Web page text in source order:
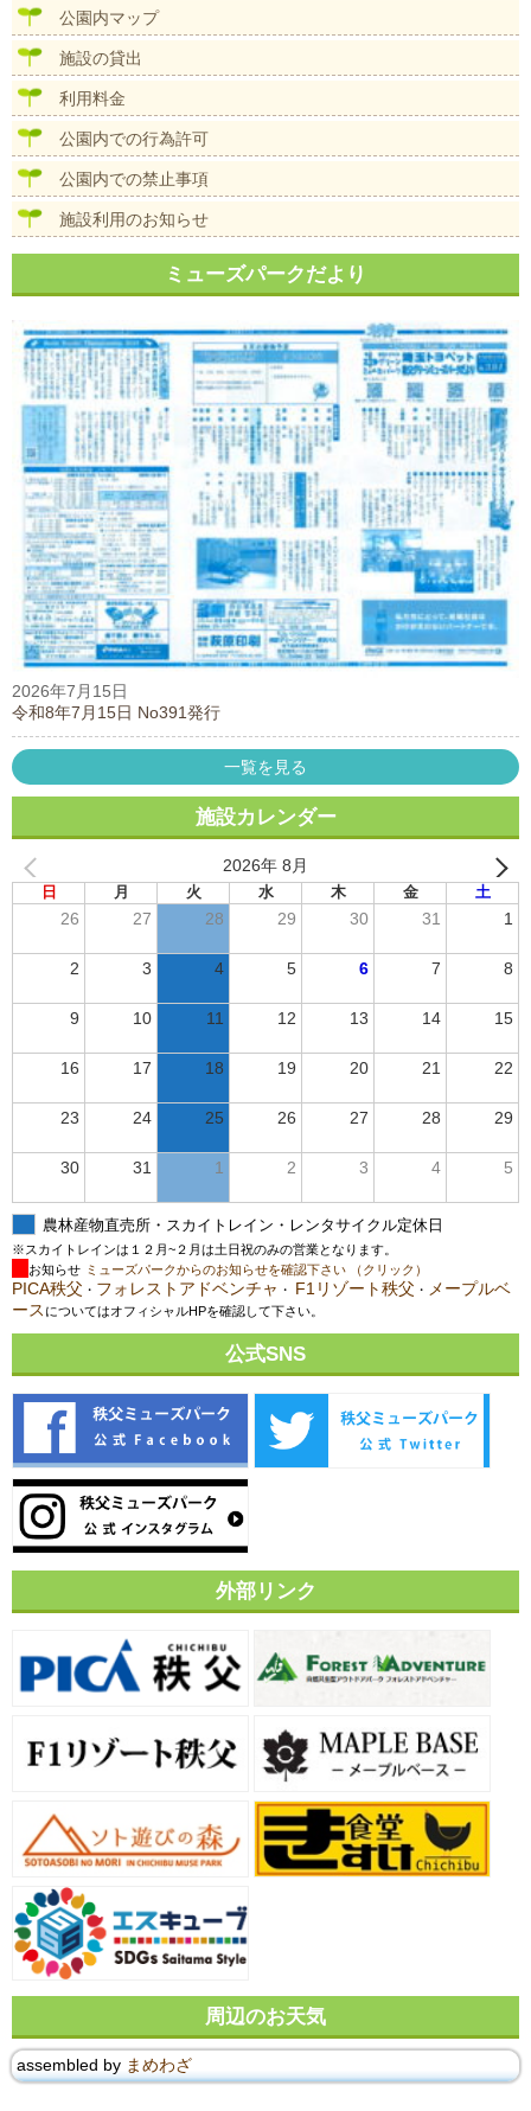
ョ
公園内マップ
施設の貸出
利用料金
公園内での行為許可
公園内での禁止事項
施設利用のお知らせ
ミューズパークだより
2026年7月15日
令和8年7月15日 No391発行
一覧を見る
施設カレンダー
2026年 8月
日 月 火 水 木 金 土
26 27 28 29 30 31 1
2 3 4 5 6 7 8
9 10 11 12 13 14 15
16 17 18 19 20 21 22
23 24 25 26 27 28 29
30 31 1 2 3 4 5
農林産物直売所・スカイトレイン・レンタサイクル定休日
※スカイトレインは１２月~２月は土日祝のみの営業となります。
お知らせ ミューズパークからのお知らせを確認下さい （クリック）
PICA秩父 ・ フォレストアドベンチャ ・ F1リゾート秩父 ・ メープルベ
ース についてはオフィシャルHPを確認して下さい。
公式SNS
外部リンク
周辺のお天気
assembled by まめわざ